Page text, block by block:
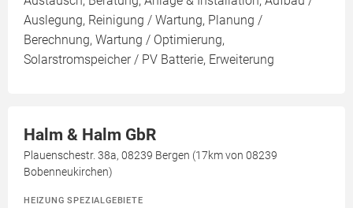
Auslegung, Reinigung / Wartung, Planung /
Berechnung, Wartung / Optimierung,
Solarstromspeicher / PV Batterie, Erweiterung
Halm & Halm GbR
Plauenschestr. 38a, 08239 Bergen (17km von 08239
Bobenneukirchen)
HEIZUNG SPEZIALGEBIETE